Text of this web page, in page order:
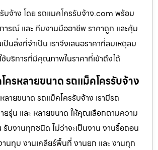
รับจ้าง โดย รถแมคโครรับจ้าง.com พร้อม
รณ์ และ ทีมงานมืออาชีพ ราคาถูก และคุ้ม
นสิ่งที่จำเป็น เราจึงเสนอราคาที่สมเหตุสม
บริการที่มีคุณภาพในราคาที่เข้าถึงได้
ครหลายขนาด รถแม็คโครรับจ้าง
ลายขนาด รถแม็คโครรับจ้าง เรามีรถ
ยรุ่น และ หลายขนาด ให้คุณเลือกตามความ
บงานทุกชนิด ไม่ว่าจะเป็นงาน งานรื้อถอน
นทุบ งานเคลียร์พื้นที่ งานยก และ งานทุก